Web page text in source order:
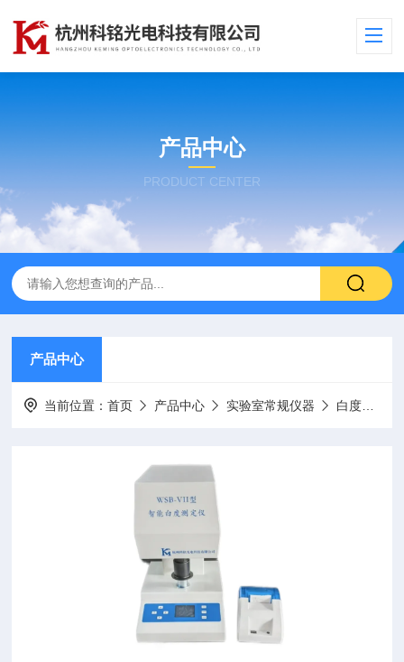
产品中心
PRODUCT CENTER
产品中心
当前位置：首页 产品中心 实验室常规仪器 白度仪